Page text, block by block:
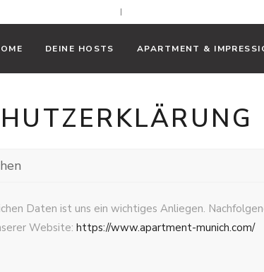
DEINE HOSTS APARTMENT &
Daten ist uns ein wichtiges Anliegen.
Website: https://www.apartment-munich.com/